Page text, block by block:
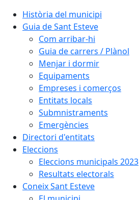
Història del municipi
Guia de Sant Esteve
Com arribar-hi
Guia de carrers / Plànol
Menjar i dormir
Equipaments
Empreses i comerços
Entitats locals
Submnistraments
Emergències
Directori d'entitats
Eleccions
Eleccions municipals 2023
Resultats electorals
Coneix Sant Esteve